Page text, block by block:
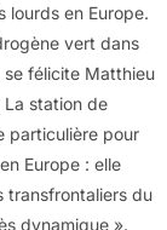
lourds en Europe.
vert dans
se félicite Matthieu
La station de
particulière pour
Europe : elle
transfrontaliers du
dynamique ».